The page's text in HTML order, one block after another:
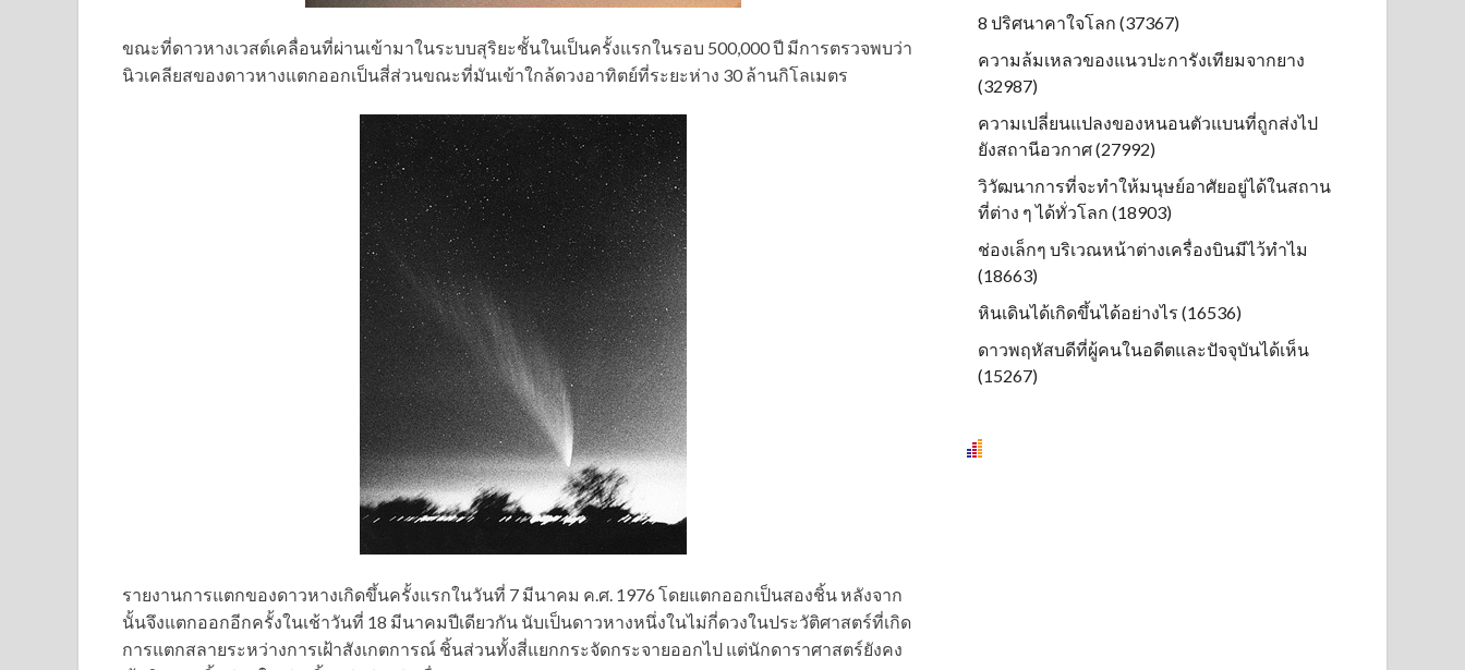
ขณะที่ดาวหางเวสต์เคลื่อนที่ผ่านเข้ามาในระบบสุริยะชั้นในเป็นครั้งแรกในรอบ 500,000 ปี มีการตรวจพบว่า
นิวเคลียสของดาวหางแตกออกเป็นสี่ส่วนขณะที่มันเข้าใกล้ดวงอาทิตย์ที่ระยะห่าง 30 ล้านกิโลเมตร
รายงานการแตกของดาวหางเกิดขึ้นครั้งแรกในวันที่ 7 มีนาคม ค.ศ. 1976 โดยแตกออกเป็นสองชิ้น หลังจาก
นั้นจึงแตกออกอีกครั้งในเช้าวันที่ 18 มีนาคมปีเดียวกัน นับเป็นดาวหางหนึ่งในไม่กี่ดวงในประวัติศาสตร์ที่เกิด
การแตกสลายระหว่างการเฝ้าสังเกตการณ์ ชิ้นส่วนทั้งสี่แยกกระจัดกระจายออกไป แต่นักดาราศาสตร์ยังคง
8 ปริศนาคาใจโลก (37367)
ความล้มเหลวของแนวปะการังเทียมจากยาง
(32987)
ความเปลี่ยนแปลงของหนอนตัวแบนที่ถูกส่งไป
ยังสถานีอวกาศ (27992)
วิวัฒนาการที่จะทำให้มนุษย์อาศัยอยู่ได้ในสถาน
ที่ต่าง ๆ ได้ทั่วโลก (18903)
ช่องเล็กๆ บริเวณหน้าต่างเครื่องบินมีไว้ทำไม
(18663)
หินเดินได้เกิดขึ้นได้อย่างไร (16536)
ดาวพฤหัสบดีที่ผู้คนในอดีตและปัจจุบันได้เห็น
(15267)